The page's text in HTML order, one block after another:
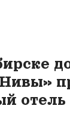
отель